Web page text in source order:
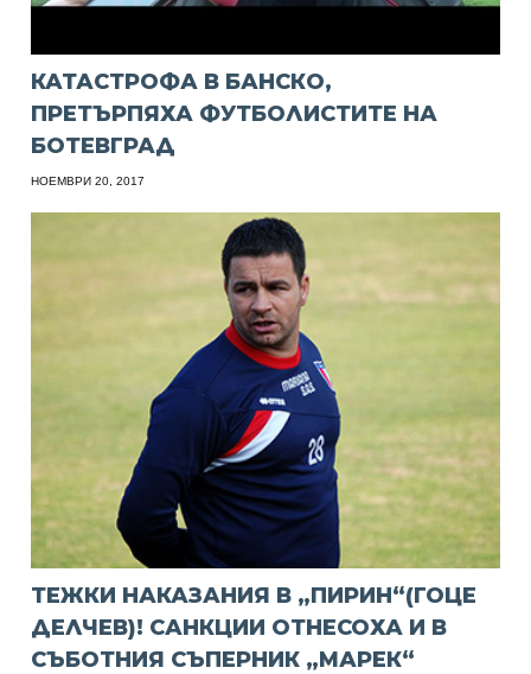
КАТАСТРОФА В БАНСКО,
ПРЕТЪРПЯХА ФУТБОЛИСТИТЕ НА
БОТЕВГРАД
НОЕМВРИ 20, 2017
ТЕЖКИ НАКАЗАНИЯ В „ПИРИН“(ГОЦЕ
ДЕЛЧЕВ)! САНКЦИИ ОТНЕСОХА И В
СЪБОТНИЯ СЪПЕРНИК „МАРЕК“